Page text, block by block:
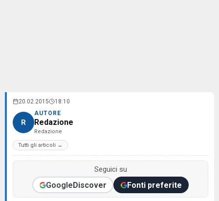
20.02.2015 18:10
R
AUTORE
Redazione
Redazione
Tutti gli articoli →
Seguici su
GoogleDiscover Fonti preferite